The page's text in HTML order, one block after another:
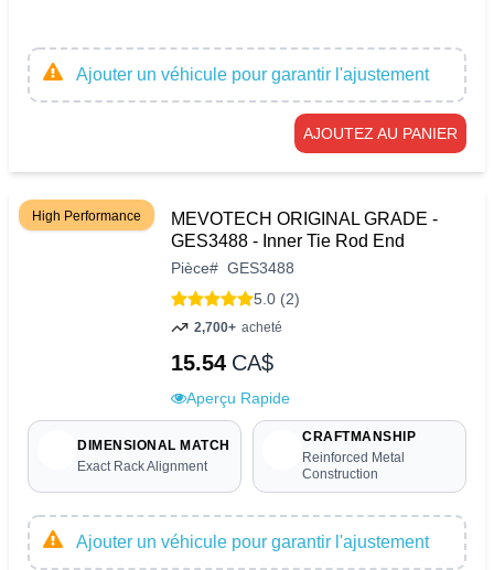
Ajouter un véhicule pour garantir l'ajustement
AJOUTEZ AU PANIER
High Performance
MEVOTECH ORIGINAL GRADE -
GES3488 - Inner Tie Rod End
Pièce# GES3488
5.0 (2)
2,700+ acheté
15.54 CA$
Aperçu Rapide
DIMENSIONAL MATCH
Exact Rack Alignment
CRAFTMANSHIP
Reinforced Metal
Construction
Ajouter un véhicule pour garantir l'ajustement